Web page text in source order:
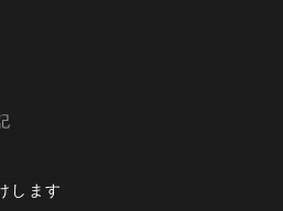
します